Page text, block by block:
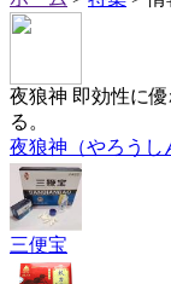
夜狼神 即効性に
る。
夜狼神（やろうし
三便宝